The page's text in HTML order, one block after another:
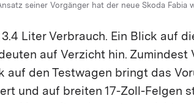
seiner Vorgänger hat der neue Skoda Fabia
3.4 Liter Verbrauch. Ein Blick auf
auf Verzicht hin. Zumindest
auf den Testwagen bringt das
und auf breiten 17-Zoll-Felgen